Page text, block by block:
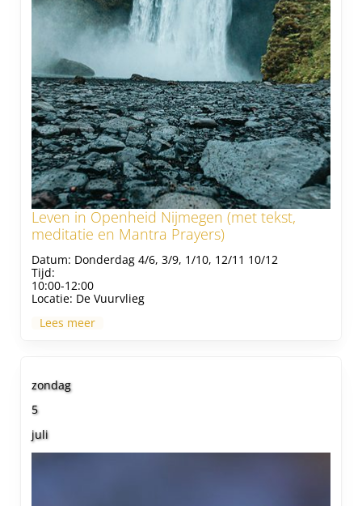
Leven in Openheid Nijmegen (met tekst,
meditatie en Mantra Prayers)
Datum: Donderdag 4/6, 3/9, 1/10, 12/11 10/12
Tijd:
10:00-12:00
Locatie: De Vuurvlieg
Lees meer
zondag
5
juli